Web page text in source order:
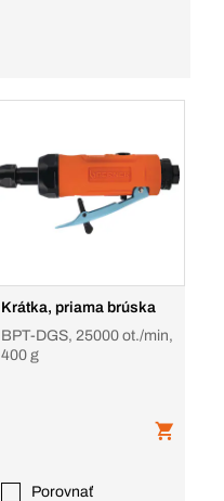
Krátka, priama brúska
BPT-DGS, 25000 ot./min,
400 g
Porovnať